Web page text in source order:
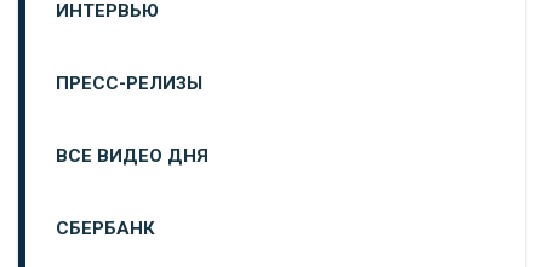
ИНТЕРВЬЮ
ПРЕСС-РЕЛИЗЫ
ВСЕ ВИДЕО ДНЯ
СБЕРБАНК